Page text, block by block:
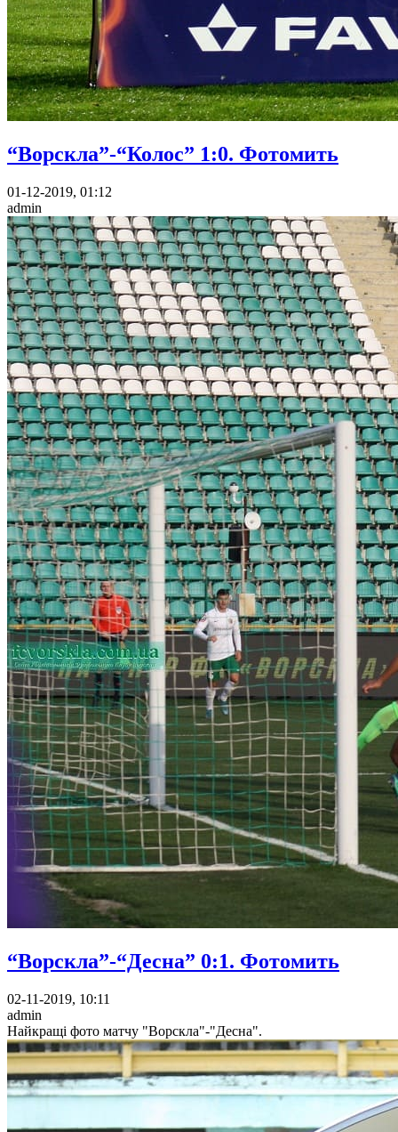
“Ворскла”-“Колос” 1:0. Фотомить
01-12-2019, 01:12
admin
“Ворскла”-“Десна” 0:1. Фотомить
02-11-2019, 10:11
admin
Найкращі фото матчу "Ворскла"-"Десна".